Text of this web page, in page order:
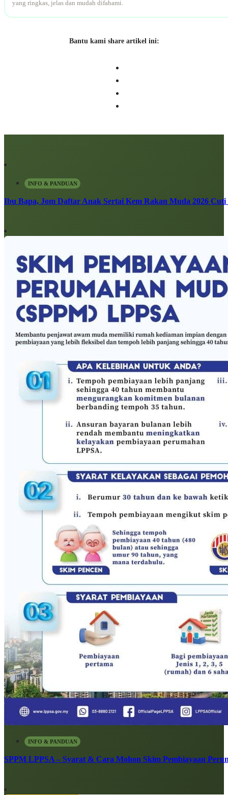
yang ringkas, jelas dan mudah difahami.
Bantu kami share artikel ini:
INFO & PANDUAN
Ibu Bapa, Jom Daftar Anak Sertai Kem Rakan Muda 2026
INFO & PANDUAN
SPPM LPPSA – Syarat & Cara Mohon Skim Pembiayaan